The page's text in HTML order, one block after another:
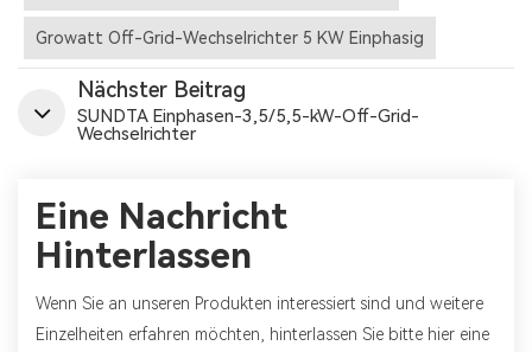
Growatt Off-Grid-Wechselrichter 5 KW Einphasig
Nächster Beitrag
SUNDTA Einphasen-3,5/5,5-kW-Off-Grid-
Wechselrichter
Eine Nachricht
Hinterlassen
Wenn Sie an unseren Produkten interessiert sind und weitere
Einzelheiten erfahren möchten, hinterlassen Sie bitte hier eine